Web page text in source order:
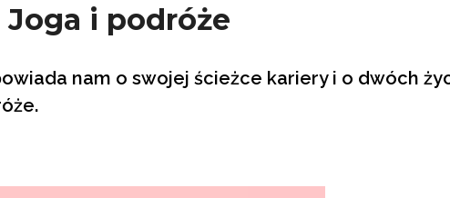
Joga i podróże
nam o swojej ścieżce kariery i o dwóch